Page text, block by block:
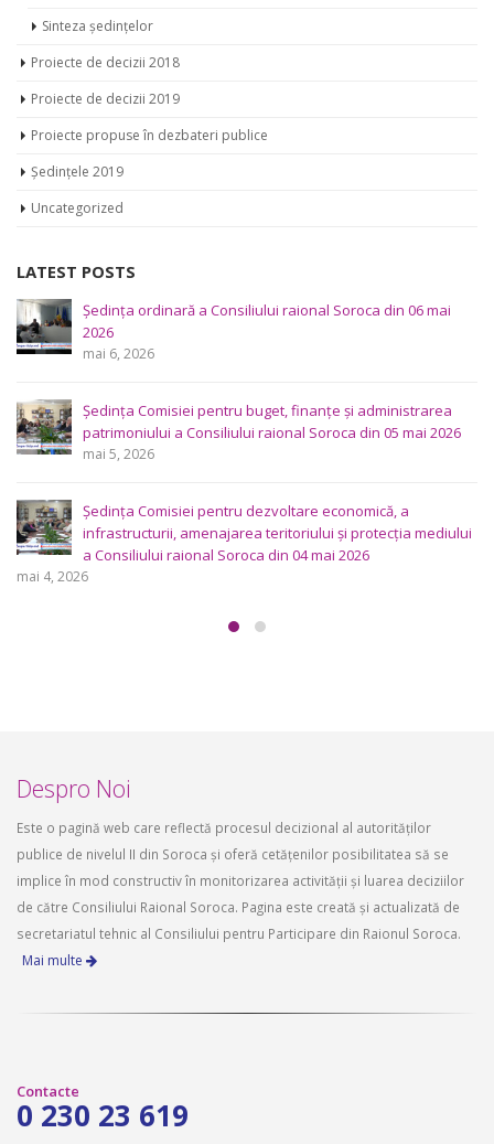
Sinteza ședințelor
Proiecte de decizii 2018
Proiecte de decizii 2019
Proiecte propuse în dezbateri publice
Ședințele 2019
Uncategorized
LATEST POSTS
Ședința ordinară a Consiliului raional Soroca din 06 mai
2026
mai 6, 2026
Ședința Comisiei pentru buget, finanțe și administrarea
patrimoniului a Consiliului raional Soroca din 05 mai 2026
mai 5, 2026
Ședința Comisiei pentru dezvoltare economică, a
infrastructurii, amenajarea teritoriului și protecția mediului
a Consiliului raional Soroca din 04 mai 2026
mai 4, 2026
Despro Noi
Este o pagină web care reflectă procesul decizional al autorităților
publice de nivelul II din Soroca și oferă cetățenilor posibilitatea să se
implice în mod constructiv în monitorizarea activității și luarea deciziilor
de către Consiliului Raional Soroca. Pagina este creată și actualizată de
secretariatul tehnic al Consiliului pentru Participare din Raionul Soroca.
Mai multe
Contacte
0 230 23 619